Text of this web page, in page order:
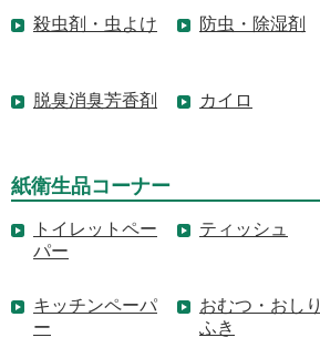
殺虫剤・虫よけ 防虫・除湿剤
脱臭消臭芳香剤 カイロ
紙衛生品コーナー
トイレットペー
パー
ティッシュ
キッチンペーパ
ー
おむつ・おしり
ふき